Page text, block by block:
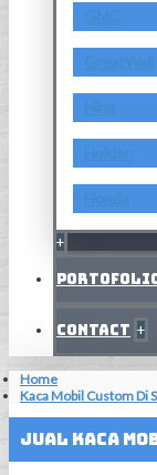
GMC
GreatWall
Hino
Holden
Honda
+
Contact +
Home
Kaca Mobil Custom Di
Jual Kaca